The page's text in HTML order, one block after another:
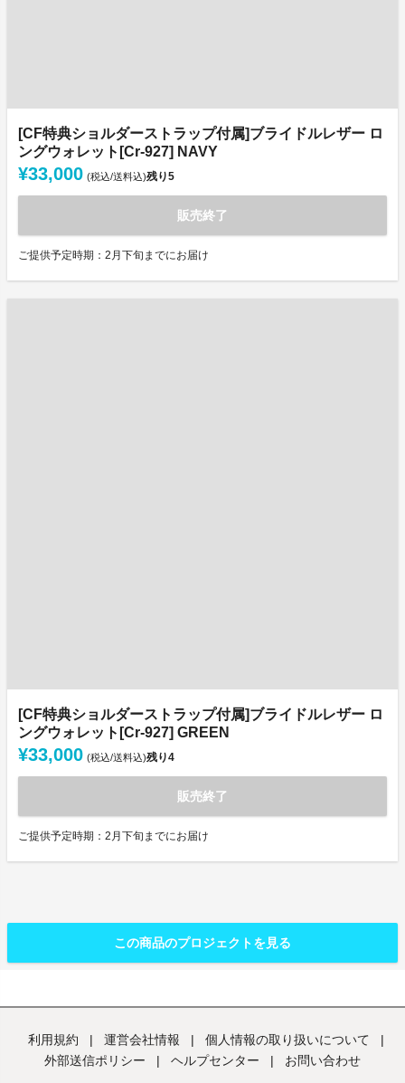
[CF特典ショルダーストラップ付属]ブライドルレザー ロ
ングウォレット[Cr-927] NAVY
¥33,000 (税込/送料込)残り5
販売終了
ご提供予定時期：2月下旬までにお届け
[CF特典ショルダーストラップ付属]ブライドルレザー ロ
ングウォレット[Cr-927] GREEN
¥33,000 (税込/送料込)残り4
販売終了
ご提供予定時期：2月下旬までにお届け
この商品のプロジェクトを見る
利用規約 | 運営会社情報 | 個人情報の取り扱いについて
|
外部送信ポリシー
| ヘルプセンター | お問い合わせ